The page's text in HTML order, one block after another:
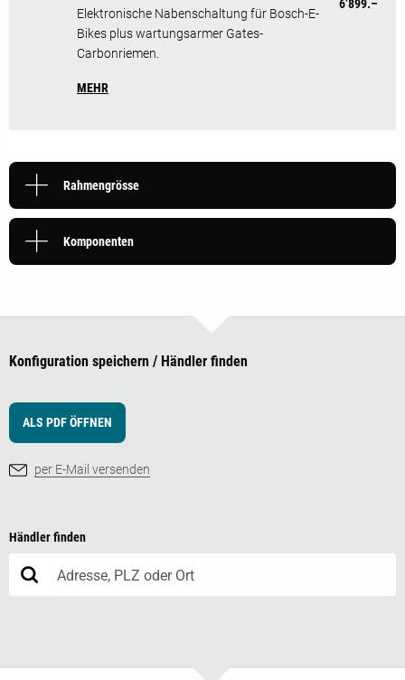
Elektronische Nabenschaltung für Bosch-E-
Bikes plus wartungsarmer Gates-
Carbonriemen.
MEHR
6’899.–
Rahmengrösse
Komponenten
Konfiguration speichern / Händler finden
ALS PDF ÖFFNEN
per E-Mail versenden
Händler finden